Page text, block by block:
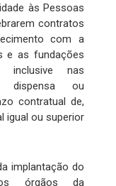
às Pessoas
contratos
com a
e as fundações
inclusive nas
dispensa ou
contratual de,
igual ou superior
implantação do
órgãos da